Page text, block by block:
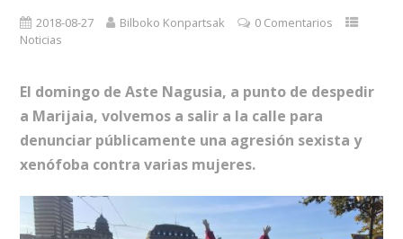
2018-08-27 Bilboko Konpartsak
0 Comentarios
Noticias
El domingo de Aste Nagusia, a punto de despedir
a Marijaia, volvemos a salir a la calle para
denunciar públicamente una agresión sexista y
xenófoba contra varias mujeres.